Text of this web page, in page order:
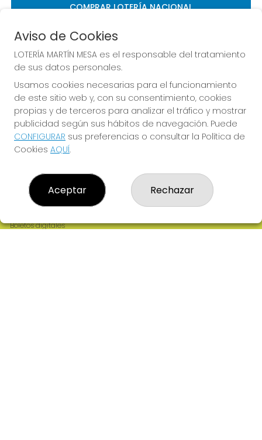
COMPRAR LOTERÍA NACIONAL
Imagen anterior
LOTERÍA MARTÍN MESA
Resultados
Contacto
Empresas
Boletos digitales
Aviso de Cookies
LOTERÍA MARTÍN MESA es el responsable del tratamiento
de sus datos personales.
Usamos cookies necesarias para el funcionamiento
de este sitio web y, con su consentimiento, cookies
propias y de terceros para analizar el tráfico y mostrar
publicidad según sus hábitos de navegación. Puede
CONFIGURAR sus preferencias o consultar la Política de
Cookies AQUÍ.
Aceptar Rechazar